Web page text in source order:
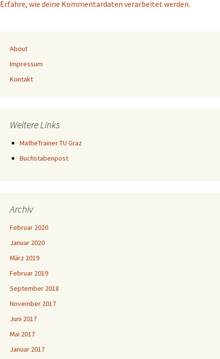
Erfahre, wie deine Kommentardaten verarbeitet werden.
About
Impressum
Kontakt
Weitere Links
MatheTrainer TU Graz
Buchstabenpost
Archiv
Februar 2020
Januar 2020
März 2019
Februar 2019
September 2018
November 2017
Juni 2017
Mai 2017
Januar 2017